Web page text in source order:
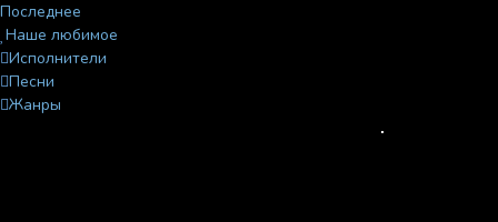
Последнее
Наше любимое
Исполнители
Песни
Жанры